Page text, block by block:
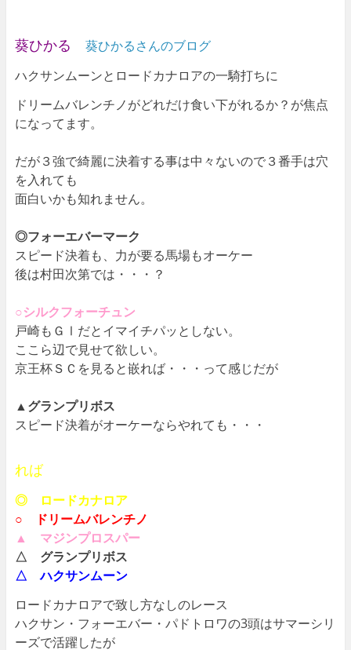
葵ひかる 葵ひかるさんのブログ
ハクサンムーンとロードカナロアの一騎打ちに
ドリームバレンチノがどれだけ食い下がれるか？が焦点
になってます。
だが３強で綺麗に決着する事は中々ないので３番手は穴
を入れても
面白いかも知れません。
◎フォーエバーマーク
スピード決着も、力が要る馬場もオーケー
後は村田次第では・・・？
○シルクフォーチュン
戸崎もＧⅠだとイマイチパッとしない。
ここら辺で見せて欲しい。
京王杯ＳＣを見ると嵌れば・・・って感じだが
▲グランプリボス
スピード決着がオーケーならやれても・・・
れば
◎ ロードカナロア
○ ドリームバレンチノ
▲ マジンプロスパー
△ グランプリボス
△ ハクサンムーン
ロードカナロアで致し方なしのレース
ハクサン・フォーエバー・パドトロワの3頭はサマーシリ
ーズで活躍したが